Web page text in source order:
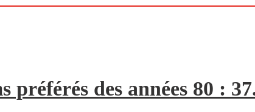
préférés des années 80 :